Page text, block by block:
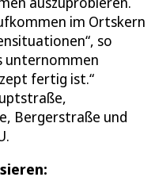
im Ortskern
so
unternommen
fertig ist.“
Bergerstraße und